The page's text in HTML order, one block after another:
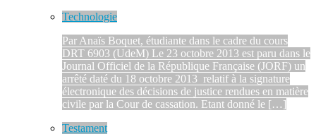
Technologie
Par Anaïs Boquet, étudiante dans le cadre du cours
DRT 6903 (UdeM) Le 23 octobre 2013 est paru dans le
Journal Officiel de la République Française (JORF) un
arrêté daté du 18 octobre 2013 relatif à la signature
électronique des décisions de justice rendues en matière
civile par la Cour de cassation. Etant donné le […]
Testament